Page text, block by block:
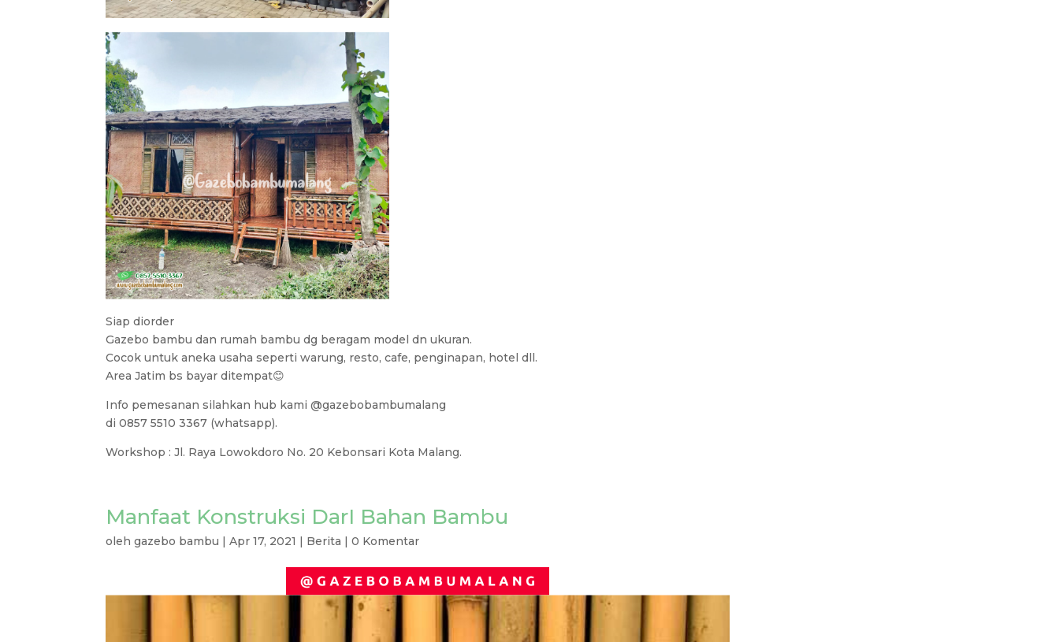
Siap diorder
Gazebo bambu dan rumah bambu dg beragam model dn ukuran.
Cocok untuk aneka usaha seperti warung, resto, cafe, penginapan, hotel dll.
Area Jatim bs bayar ditempat😊
Info pemesanan silahkan hub kami @gazebobambumalang
di 0857 5510 3367 (whatsapp).
Workshop : Jl. Raya Lowokdoro No. 20 Kebonsari Kota Malang.
Manfaat Konstruksi DarI Bahan Bambu
olehgazebo bambu |Apr 17, 2021 | Berita |0 Komentar